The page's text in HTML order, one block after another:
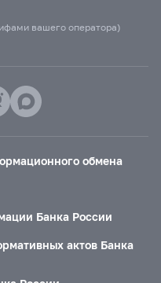
вашего оператора)
обмена
Банка России
актов Банка